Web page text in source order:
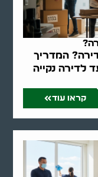
המדריך
לדירה נקייה
קראו עוד